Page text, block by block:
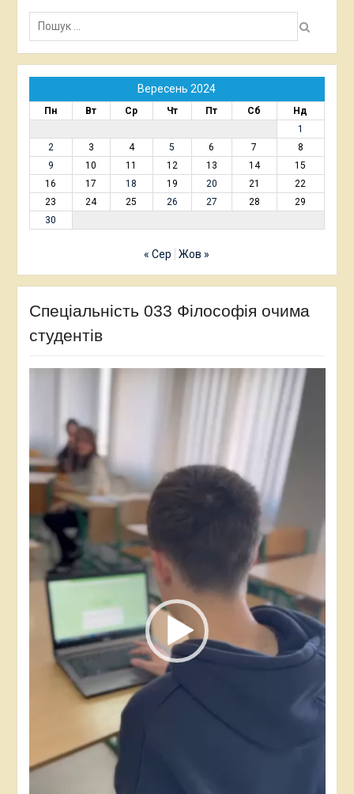
Пошук:
Вересень 2024
Пн Вт Ср Чт Пт Сб
Нд
1
2
3 4 5 6 7
8
9
10 11 12 13 14
15
16
17 18 19 20 21
22
23
24 25 26 27 28
29
30
« Сер Жов »
Спеціальність 033 Філософія очима
студентів